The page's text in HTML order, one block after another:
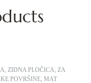
, ZIDNA PLOČICA, ZA
POVRŠINE, MAT